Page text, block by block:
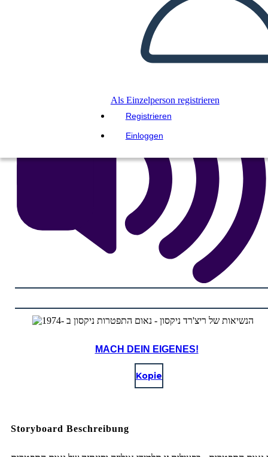
Als Einzelperson registrieren
Registrieren
Einloggen
DIASHOW ABSPIELEN
LIES MIR VOR
MACH DEIN EIGENES!
Kopie
Storyboard Beschreibung